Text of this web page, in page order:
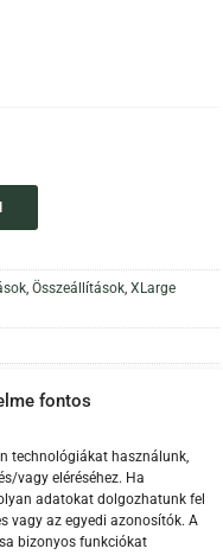
fontos
technológiákat használunk,
vagy eléréséhez. Ha
adatokat dolgozhatunk fel
vagy az egyedi azonosítók. A
bizonyos funkciókat
, Összeállítások, XLarge
csomag kiegészítőin
takarni a tojást amikor
hogy a legjobb steaket